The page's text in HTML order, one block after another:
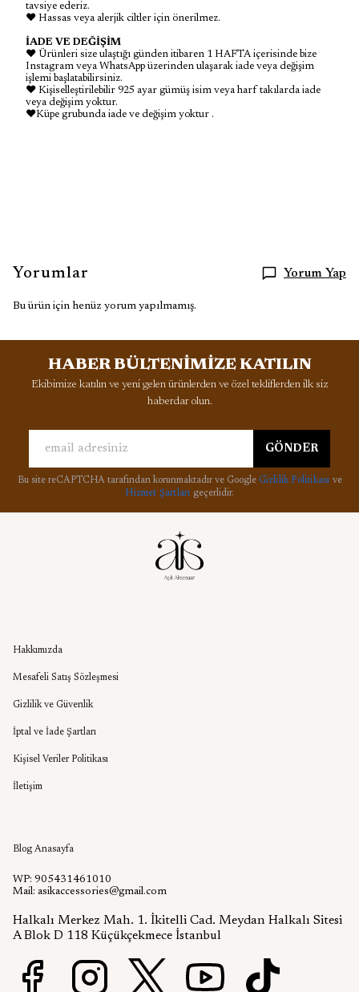
tavsiye ederiz.
♥ Hassas veya alerjik ciltler için önerilmez.
İADE VE DEĞİŞİM
♥ Ürünleri size ulaştığı günden itibaren 1 HAFTA içerisinde bize
Instagram veya WhatsApp üzerinden ulaşarak iade veya değişim
işlemi başlatabilirsiniz.
♥ Kişiselleştirilebilir 925 ayar gümüş isim veya harf takılarda iade
veya değişim yoktur.
♥Küpe grubunda iade ve değişim yoktur .
Yorumlar Yorum Yap
Bu ürün için henüz yorum yapılmamış.
HABER BÜLTENİMİZE KATILIN
Ekibimize katılın ve yeni gelen ürünlerden ve özel tekliflerden ilk siz
haberdar olun.
GÖNDER
Bu site reCAPTCHA tarafından korunmaktadır ve Google Gizlilik Politikası ve
Hizmet Şartları geçerlidir.
Hakkımızda
Mesafeli Satış Sözleşmesi
Gizlilik ve Güvenlik
İptal ve İade Şartları
Kişisel Veriler Politikası
İletişim
Blog Anasayfa
WP: 905431461010
Mail: asikaccessories@gmail.com
Halkalı Merkez Mah. 1. İkitelli Cad. Meydan Halkalı Sitesi
A Blok D 118 Küçükçekmece İstanbul